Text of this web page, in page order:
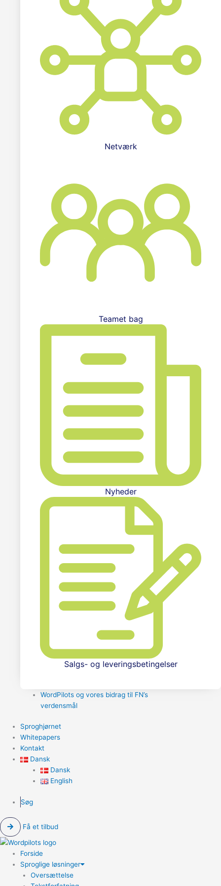
Netværk
Teamet bag
Nyheder
Salgs- og leveringsbetingelser
WordPilots og vores bidrag til FN’s
verdensmål
Sproghjørnet
Whitepapers
Kontakt
Dansk
Dansk
English
Søg
Få et tilbud
Forside
Sproglige løsninger
Oversættelse